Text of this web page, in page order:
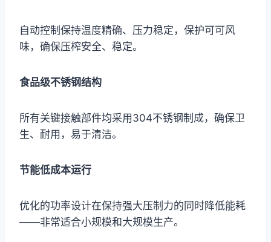
自动控制保持温度精确、压力稳定，保护可可风
味，确保压榨安全、稳定。
食品级不锈钢结构
所有关键接触部件均采用304不锈钢制成，确保卫
生、耐用，易于清洁。
节能低成本运行
优化的功率设计在保持强大压制力的同时降低能耗
——非常适合小规模和大规模生产。